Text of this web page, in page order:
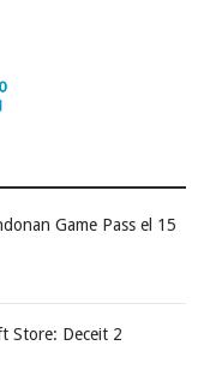
Game Pass el 15
Store: Deceit 2